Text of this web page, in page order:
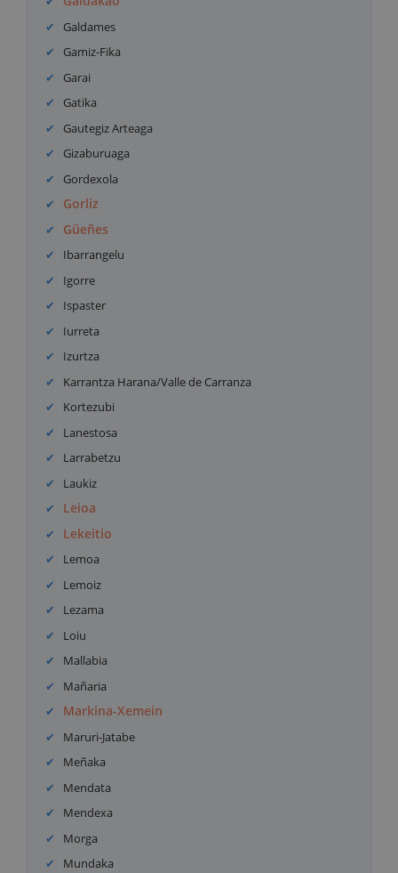
Galdames
Gamiz-Fika
Garai
Gatika
Gautegiz Arteaga
Gizaburuaga
Gordexola
Gorliz
Güeñes
Ibarrangelu
Igorre
Ispaster
Iurreta
Izurtza
Karrantza Harana/Valle de Carranza
Kortezubi
Lanestosa
Larrabetzu
Laukiz
Leioa
Lekeitio
Lemoa
Lemoiz
Lezama
Loiu
Mallabia
Mañaria
Markina-Xemein
Maruri-Jatabe
Meñaka
Mendata
Mendexa
Morga
Mundaka